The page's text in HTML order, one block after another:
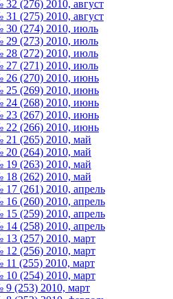
(276) 2010, август
(275) 2010, август
30 (274) 2010, июль
29 (273) 2010, июль
28 (272) 2010, июль
27 (271) 2010, июль
26 (270) 2010, июнь
25 (269) 2010, июнь
24 (268) 2010, июнь
23 (267) 2010, июнь
22 (266) 2010, июнь
21 (265) 2010, май
20 (264) 2010, май
19 (263) 2010, май
18 (262) 2010, май
17 (261) 2010, апрель
16 (260) 2010, апрель
15 (259) 2010, апрель
14 (258) 2010, апрель
13 (257) 2010, март
12 (256) 2010, март
11 (255) 2010, март
10 (254) 2010, март
9 (253) 2010, март